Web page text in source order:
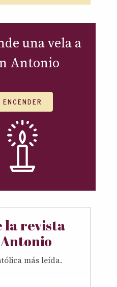
una vela a
Antonio
ENCENDER
la revista
más leída.